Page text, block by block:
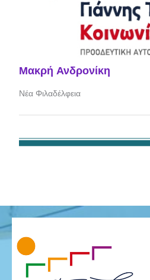
Μακρή Ανδρονίκη
Νέα Φιλαδέλφεια